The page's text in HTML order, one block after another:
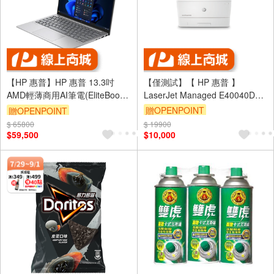
【HP 惠普】HP 惠普 13.3吋
AMD輕薄商用AI筆電(EliteBook
635 Aero G11/R7-
8840HS/32G/1TB/W11P)
贈OPENPOINT
$ 65800
$59,500
【僅測試】【 HP 惠普 】
LaserJet Managed E40040DN
A4黑白雷射印表機/自動雙面
贈OPENPOINT
$ 19900
$10,000